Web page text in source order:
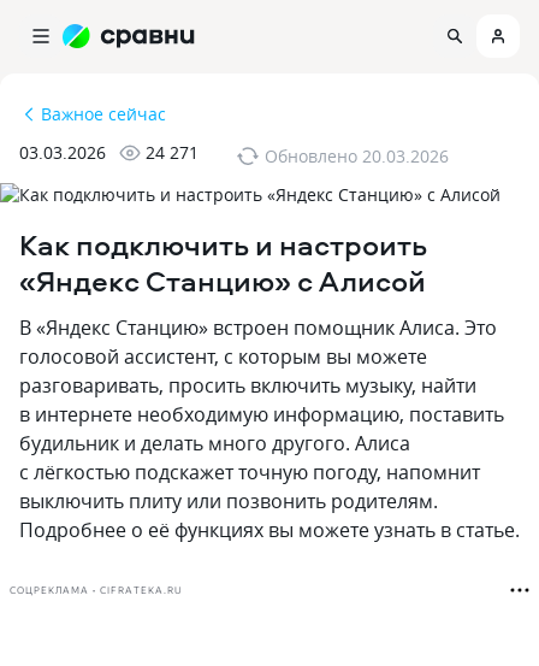
Важное сейчас
03.03.2026
24 271 Обновлено 20.03.2026
Как подключить и настроить
«Яндекс Станцию» с Алисой
В «Яндекс Станцию» встроен помощник Алиса. Это
голосовой ассистент‚ с которым вы можете
разговаривать‚ просить включить музыку‚ найти
в интернете необходимую информацию‚ поставить
будильник и делать много другого. Алиса
с лёгкостью подскажет точную погоду‚ напомнит
выключить плиту или позвонить родителям.
Подробнее о её функциях вы можете узнать в статье.
СОЦРЕКЛАМА • CIFRATEKA.RU